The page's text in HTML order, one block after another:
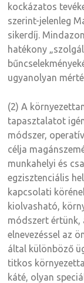
kockázatos
szerint-jelenleg
sikerdíj.
hatékony
ugyanolyan
(2) A
tapasztalatot
módszer,
célja
munkahelyi és
egzisztenciális
kapcsolati
kiolvasható,
módszert értünk,
elnevezéssel az
által különböző
titkos
káté, olyan